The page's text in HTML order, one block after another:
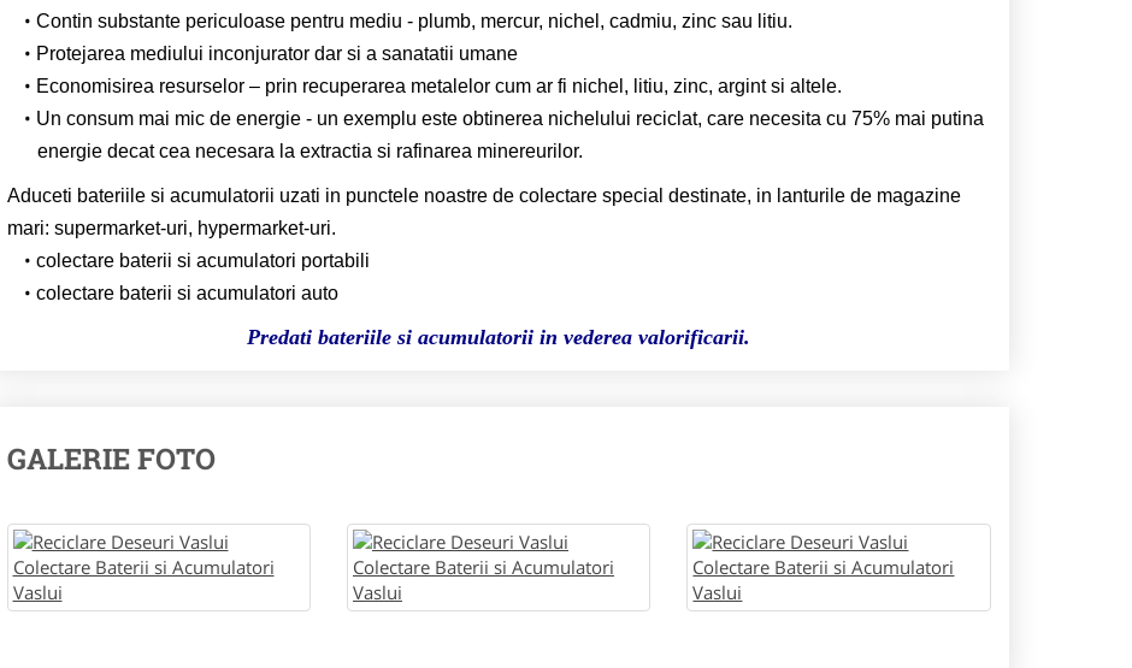
Contin substante periculoase pentru mediu - plumb, mercur, nichel, cadmiu, zinc sau litiu.
Protejarea mediului inconjurator dar si a sanatatii umane
Economisirea resurselor – prin recuperarea metalelor cum ar fi nichel, litiu, zinc, argint si altele.
Un consum mai mic de energie - un exemplu este obtinerea nichelului reciclat, care necesita cu 75% mai putina
energie decat cea necesara la extractia si rafinarea minereurilor.
Aduceti bateriile si acumulatorii uzati in punctele noastre de colectare special destinate, in lanturile de magazine
mari: supermarket-uri, hypermarket-uri.
colectare baterii si acumulatori portabili
colectare baterii si acumulatori auto
Predati bateriile si acumulatorii in vederea valorificarii.
GALERIE FOTO